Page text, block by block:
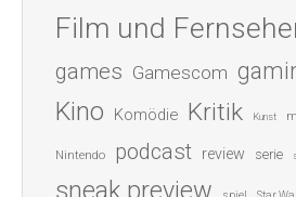
Film und
games Gamescom
Kino Komödie Kritik Kunst
Nintendo podcast review serie
sneak preview